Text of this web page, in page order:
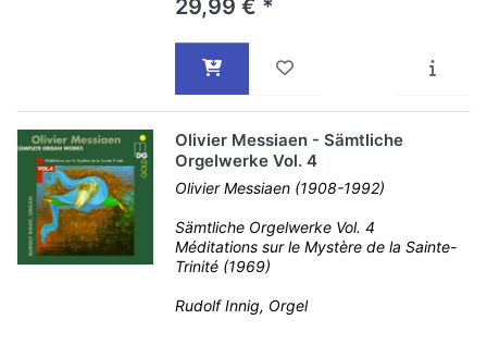
29,99 € *
Olivier Messiaen - Sämtliche
Orgelwerke Vol. 4
Olivier Messiaen (1908-1992)
Sämtliche Orgelwerke Vol. 4
Méditations sur le Mystère de la Sainte-
Trinité (1969)
Rudolf Innig, Orgel